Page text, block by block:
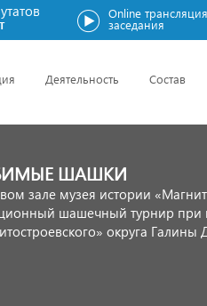
Online трансляция
заседания
Деятельность Состав
ШАШКИ
зале музея истории
шашечный турнир при
округа Галины